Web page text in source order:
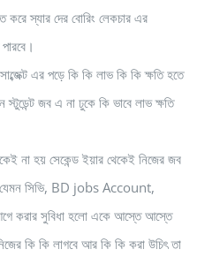
করে স্যার দের বোরিং লেকচার এর
এর পড়ে কি কি লাভ কি কি ক্ষতি হতে
জব এ না ঢুকে কি ভাবে লাভ ক্ষতি
না হয় সেকেন্ড ইয়ার থেকেই নিজের জব
যেমন সিভি, BD jobs Account,
সুবিধা হলো একে আস্তে আস্তে
কি কি লাগবে আর কি কি করা উচিৎ তা